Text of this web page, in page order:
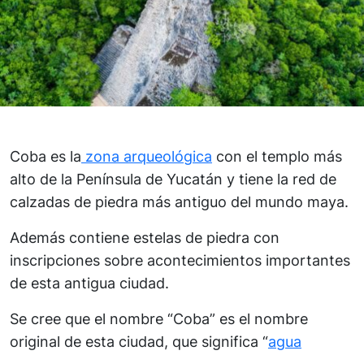
Coba es la zona arqueológica con el templo más
alto de la Península de Yucatán y tiene la red de
calzadas de piedra más antiguo del mundo maya.
Además contiene estelas de piedra con
inscripciones sobre acontecimientos importantes
de esta antigua ciudad.
Se cree que el nombre “Coba” es el nombre
original de esta ciudad, que significa “agua